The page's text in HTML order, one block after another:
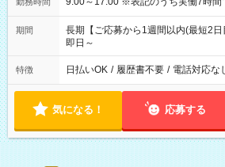
期間
長期【ご応募から1週間以内(最短2日
即日～
特徴 日払いOK / 履歴書不要 / 電話対応な
気になる！ 応募する